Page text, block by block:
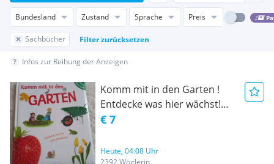
Bundesland Zustand Sprache Preis
Sachbücher Filter zurücksetzen
Infos zur Reihung der Anzeigen
Komm mit in den Garten !
Entdecke was hier wächst!
(Erlebe deine Welt)
€ 7
Heute, 04:08 Uhr
2392 Wöglerin